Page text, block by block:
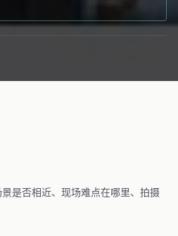
是否相近、现场难点在哪里、拍摄